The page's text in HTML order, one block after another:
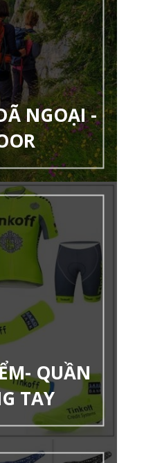
NGOẠI -
QUẦN
TAY